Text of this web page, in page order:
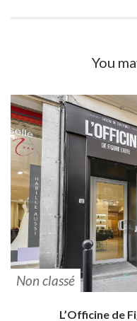
You
Non classé
L’Officine de